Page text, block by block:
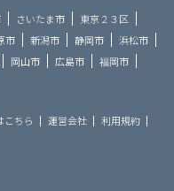
さいたま市
東京２３区
市 新潟市 静岡市
浜松市
岡山市 広島市
福岡市
こちら 運営会社
利用規約